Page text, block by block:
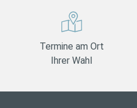
Termine am Ort
Ihrer Wahl